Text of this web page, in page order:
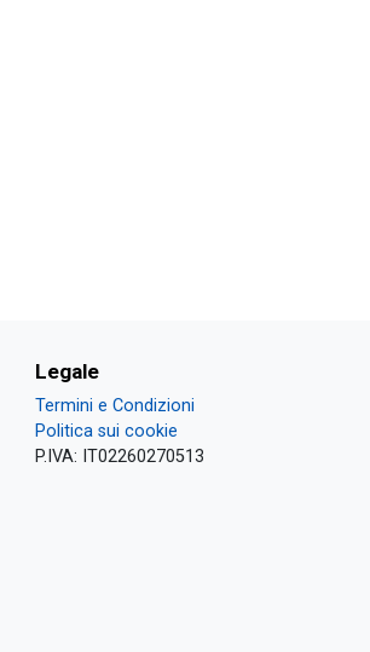
Legale
Termini e Condizioni
Politica sui cookie
P.IVA: IT02260270513